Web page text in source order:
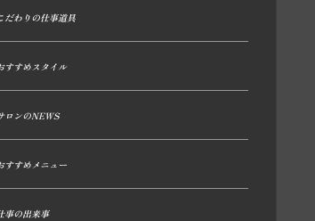
だわりの仕事道具
すすめスタイル
ロンのNEWS
すすめメニュー
事の出来事